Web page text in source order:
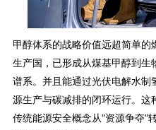
甲醇体系的战略价值远超简单
生产国，已形成从煤基甲醇到生
谱系。并且能通过光伏电解水
源生产与碳减排的闭环运行。
传统能源安全概念从"资源争夺"